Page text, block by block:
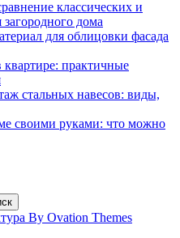
классических и
дома
для облицовки фасада
практичные
стальных навесов: виды,
своими руками: что можно
By Ovation Themes